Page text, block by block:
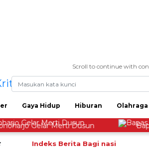
Scroll to continue with
Gaya Hidup Hiburan Olahraga
Gelar Merti Dusun Bapas
Indeks Berita Bagi nasi